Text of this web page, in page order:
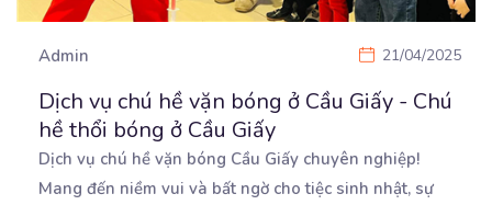
Admin 21/04/2025
Dịch vụ chú hề vặn bóng ở Cầu Giấy - Chú
hề thổi bóng ở Cầu Giấy
Dịch vụ chú hề vặn bóng Cầu Giấy chuyên nghiệp!
Mang đến niềm vui và bất ngờ cho tiệc sinh nhật, sự